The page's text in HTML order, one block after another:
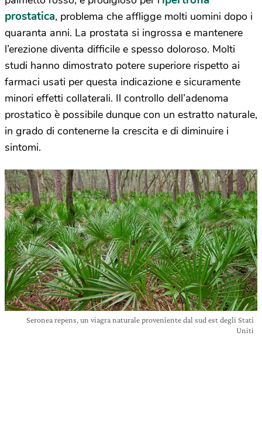
prostatica, problema che affligge molti uomini dopo i
quaranta anni. La prostata si ingrossa e mantenere
l’erezione diventa difficile e spesso doloroso. Molti
studi hanno dimostrato potere superiore rispetto ai
farmaci usati per questa indicazione e sicuramente
minori effetti collaterali. Il controllo dell’adenoma
prostatico è possibile dunque con un estratto naturale,
in grado di contenerne la crescita e di diminuire i
sintomi.
Seronea repens, un viagra naturale proveniente dal sud est degli Stati
Uniti